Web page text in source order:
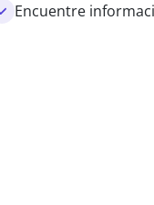
Encuentre